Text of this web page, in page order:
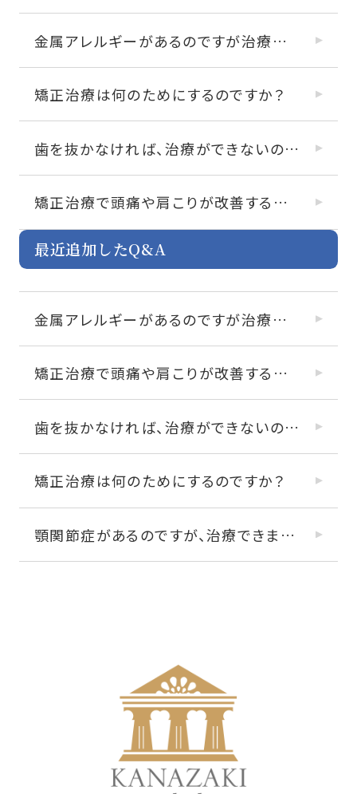
金属アレルギーがあるのですが治療できますか？
矯正治療は何のためにするのですか？
歯を抜かなければ、治療ができないのでしょうか？
矯正治療で頭痛や肩こりが改善することはありますか？
最近追加したQ&A
金属アレルギーがあるのですが治療できますか？
矯正治療で頭痛や肩こりが改善することはありますか？
歯を抜かなければ、治療ができないのでしょうか？
矯正治療は何のためにするのですか？
顎関節症があるのですが、治療できますか？